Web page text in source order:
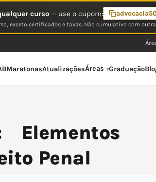
curso— use o cupom:
exceto certificados e taxas. Não cumulativo com
MaratonasAtualizaçõesÁreas Graduação
Elementos
Penal